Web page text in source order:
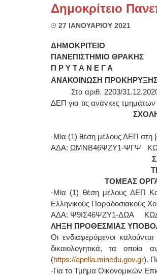
Δημοκρίτειο
27 ΙΑΝΟΥΑΡΙΟΥ 2021
ΔΗΜΟΚΡΙΤΕΙΟ
ΠΑΝΕΠΙΣΤΗΜΙΟ ΘΡΑΚΗΣ
Π Ρ Υ Τ Α Ν Ε Γ Α
ΑΝΑΚΟΙΝΩΣΗ
Στο αριθ. 2203/
ΔΕΠ για τις ανάγκες τμημάτων
-Μία (1) θέση μέλους ΔΕΠ στη
ΑΔΑ: ΩΜΝΒ46ΨΖΥ1-ΨΓΨ
ΤΟΜΕΑΣ
-Μία (1) θέση μέλους ΔΕΠ
Ελληνικούς Παραδοσιακούς
ΑΔΑ: Ψ9ΙΣ46ΨΖΥ1-ΔΩΑ
ΛΗΞΗ ΠΡΟΘΕΣΜΙΑΣ
Οι ενδιαφερόμενοι
δικαιολογητικά, τα
(https://apella.minedu.gov.gr).
-Για το Τμήμα Οικονομικών